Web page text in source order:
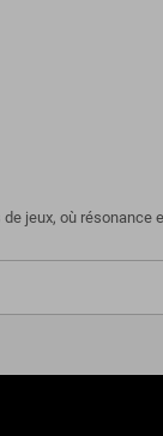
jeux, où résonance